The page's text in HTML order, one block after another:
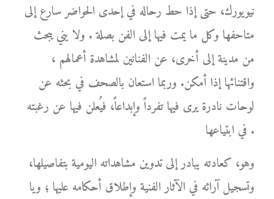
نيويورك، حتى إذا حط رحاله في إحدى الحواضر سارع إلى
متاحفها وكل ما يمت فيها إلى الفن بصلة . ولا يني يبحث
من مدينة إلى أخرى، عن الفنانين لمشاهدة أعمالهم ،
واقتنائها إذا أمكن. وربما استعان بالصحف في بحثه عن
لوحات نادرة يرى فيها تفرداً وإبداعاً، فيُعلن فيها عن رغبته
في ابتياعها .
وهو، كعادته يبادر إلى تدوين مشاهداته اليومية بتفاصيلها،
وتسجيل آرائه في الآثار الفنية وإطلاق أحكامه عليها ؛ ويا